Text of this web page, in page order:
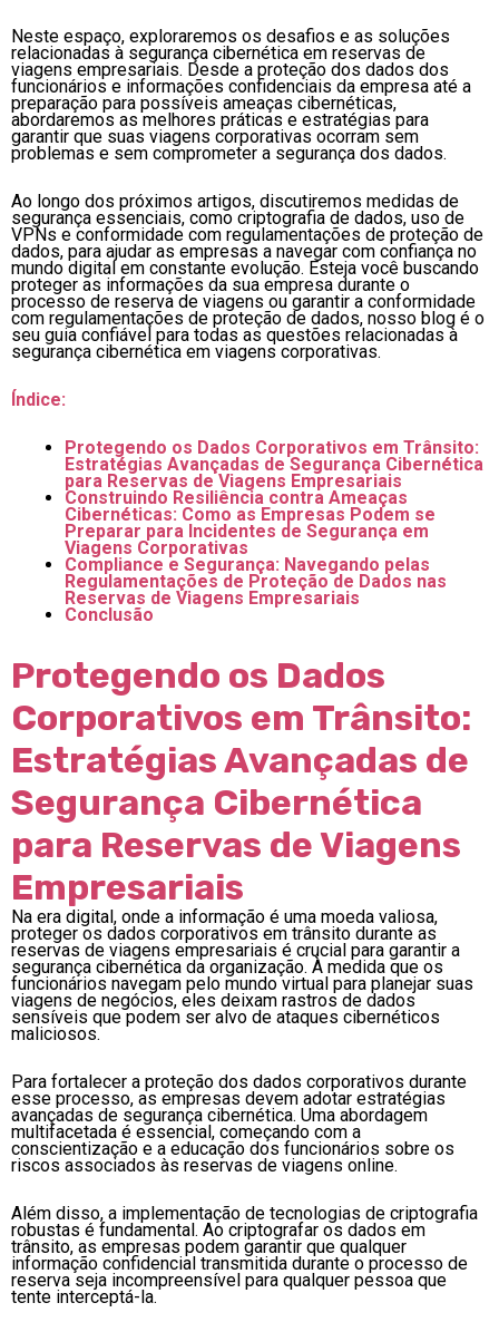
Neste espaço, exploraremos os desafios e as soluções
relacionadas à segurança cibernética em reservas de
viagens empresariais. Desde a proteção dos dados dos
funcionários e informações confidenciais da empresa até a
preparação para possíveis ameaças cibernéticas,
abordaremos as melhores práticas e estratégias para
garantir que suas viagens corporativas ocorram sem
problemas e sem comprometer a segurança dos dados.
Ao longo dos próximos artigos, discutiremos medidas de
segurança essenciais, como criptografia de dados, uso de
VPNs e conformidade com regulamentações de proteção de
dados, para ajudar as empresas a navegar com confiança no
mundo digital em constante evolução. Esteja você buscando
proteger as informações da sua empresa durante o
processo de reserva de viagens ou garantir a conformidade
com regulamentações de proteção de dados, nosso blog é o
seu guia confiável para todas as questões relacionadas à
segurança cibernética em viagens corporativas.
Índice:
Protegendo os Dados Corporativos em Trânsito:
Estratégias Avançadas de Segurança Cibernética
para Reservas de Viagens Empresariais
Construindo Resiliência contra Ameaças
Cibernéticas: Como as Empresas Podem se
Preparar para Incidentes de Segurança em
Viagens Corporativas
Compliance e Segurança: Navegando pelas
Regulamentações de Proteção de Dados nas
Reservas de Viagens Empresariais
Conclusão
Protegendo os Dados
Corporativos em Trânsito:
Estratégias Avançadas de
Segurança Cibernética
para Reservas de Viagens
Empresariais
Na era digital, onde a informação é uma moeda valiosa,
proteger os dados corporativos em trânsito durante as
reservas de viagens empresariais é crucial para garantir a
segurança cibernética da organização. À medida que os
funcionários navegam pelo mundo virtual para planejar suas
viagens de negócios, eles deixam rastros de dados
sensíveis que podem ser alvo de ataques cibernéticos
maliciosos.
Para fortalecer a proteção dos dados corporativos durante
esse processo, as empresas devem adotar estratégias
avançadas de segurança cibernética. Uma abordagem
multifacetada é essencial, começando com a
conscientização e a educação dos funcionários sobre os
riscos associados às reservas de viagens online.
Além disso, a implementação de tecnologias de criptografia
robustas é fundamental. Ao criptografar os dados em
trânsito, as empresas podem garantir que qualquer
informação confidencial transmitida durante o processo de
reserva seja incompreensível para qualquer pessoa que
tente interceptá-la.